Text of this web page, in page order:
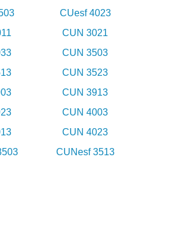
CUesf 4023
CUN 3021
CUN 3503
CUN 3523
CUN 3913
CUN 4003
CUN 4023
CUNesf 3513